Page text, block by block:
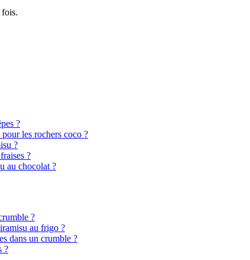
fois.
?
les rochers coco ?
?
?
au chocolat ?
?
au frigo ?
dans un crumble ?
?